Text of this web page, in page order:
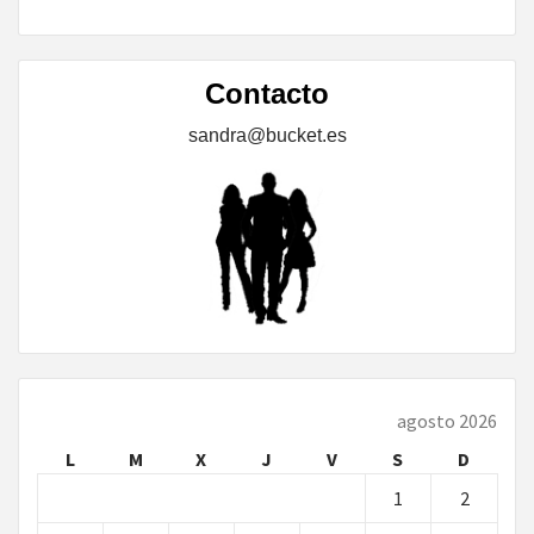
Contacto
sandra@bucket.es
agosto 2026
L
M X J V S
D
1
2